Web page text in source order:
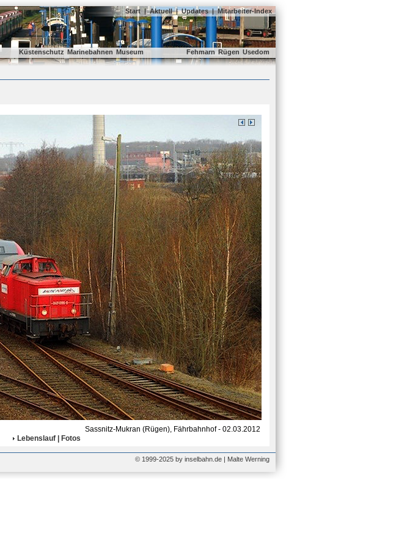
Start | Aktuell | Updates | Mitarbeiter-Index
Küstenschutz Marinebahnen Museum Fehmarn Rügen Usedom
Sassnitz-Mukran (Rügen), Fährbahnhof - 02.03.2012
Lebenslauf | Fotos
© 1999-2025 by inselbahn.de | Malte Werning